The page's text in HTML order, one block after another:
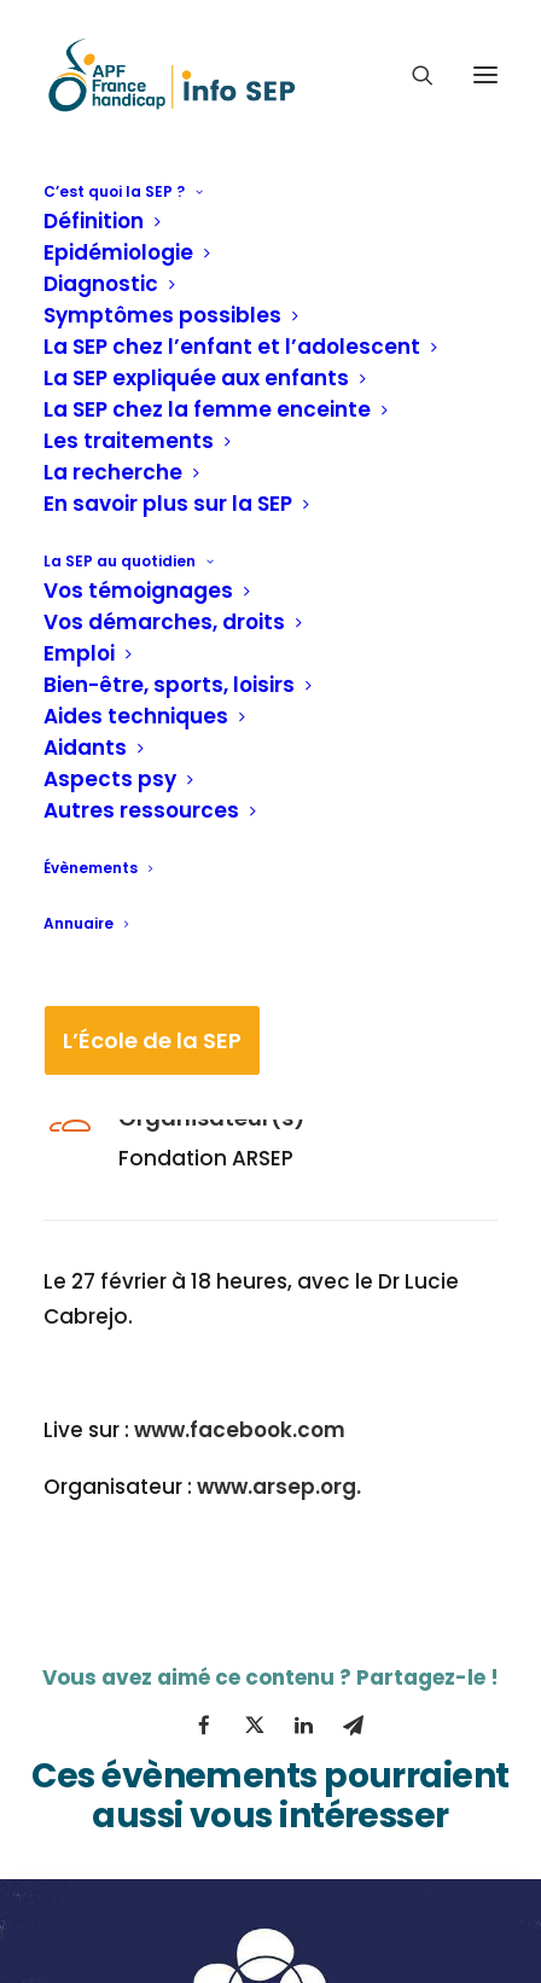
C’est quoi la SEP ?
Définition
Epidémiologie
Diagnostic
Symptômes possibles
La SEP chez l’enfant et l’adolescent
La SEP expliquée aux enfants
La SEP chez la femme enceinte
Les traitements
La recherche
En savoir plus sur la SEP
La SEP au quotidien
Vos témoignages
Vos démarches, droits
Emploi
Bien-être, sports, loisirs
Aides techniques
Aidants
Aspects psy
Autres ressources
Évènements
Annuaire
L’École de la SEP
Live : Éducation
thérapeutique
Accueil Live : Éducation thérapeutique
27/02/2024
27/02/2024
France entière
Organisateur(s)
Fondation ARSEP
Le 27 février à 18 heures, avec le Dr Lucie
Cabrejo.
Live sur : www.facebook.com
Organisateur : www.arsep.org.
Ces évènements pourraient
aussi vous intéresser